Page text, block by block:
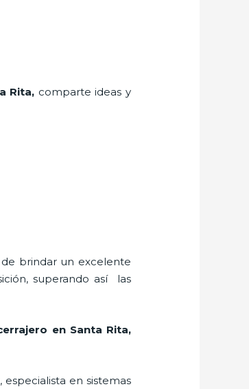
Rita, comparte ideas y
brindar un excelente
superando así las
en Santa Rita,
especialista en sistemas